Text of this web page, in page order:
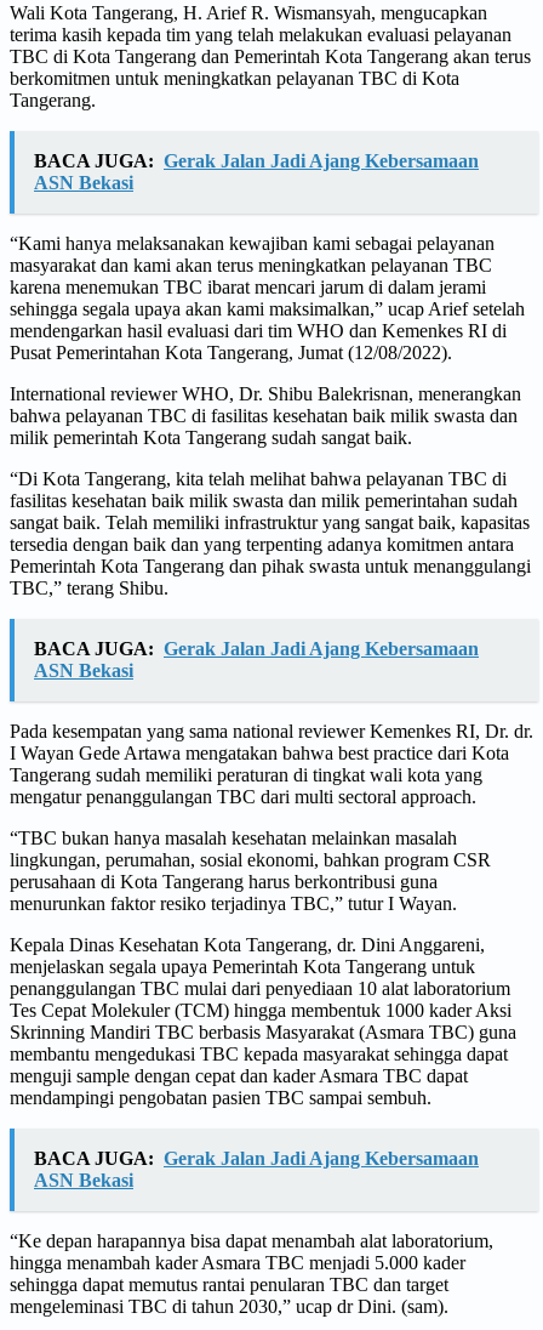
Wali Kota Tangerang, H. Arief R. Wismansyah, mengucapkan
terima kasih kepada tim yang telah melakukan evaluasi pelayanan
TBC di Kota Tangerang dan Pemerintah Kota Tangerang akan terus
berkomitmen untuk meningkatkan pelayanan TBC di Kota
Tangerang.
BACA JUGA: Gerak Jalan Jadi Ajang Kebersamaan
ASN Bekasi
“Kami hanya melaksanakan kewajiban kami sebagai pelayanan
masyarakat dan kami akan terus meningkatkan pelayanan TBC
karena menemukan TBC ibarat mencari jarum di dalam jerami
sehingga segala upaya akan kami maksimalkan,” ucap Arief setelah
mendengarkan hasil evaluasi dari tim WHO dan Kemenkes RI di
Pusat Pemerintahan Kota Tangerang, Jumat (12/08/2022).
International reviewer WHO, Dr. Shibu Balekrisnan, menerangkan
bahwa pelayanan TBC di fasilitas kesehatan baik milik swasta dan
milik pemerintah Kota Tangerang sudah sangat baik.
“Di Kota Tangerang, kita telah melihat bahwa pelayanan TBC di
fasilitas kesehatan baik milik swasta dan milik pemerintahan sudah
sangat baik. Telah memiliki infrastruktur yang sangat baik, kapasitas
tersedia dengan baik dan yang terpenting adanya komitmen antara
Pemerintah Kota Tangerang dan pihak swasta untuk menanggulangi
TBC,” terang Shibu.
BACA JUGA: Gerak Jalan Jadi Ajang Kebersamaan
ASN Bekasi
Pada kesempatan yang sama national reviewer Kemenkes RI, Dr. dr.
I Wayan Gede Artawa mengatakan bahwa best practice dari Kota
Tangerang sudah memiliki peraturan di tingkat wali kota yang
mengatur penanggulangan TBC dari multi sectoral approach.
“TBC bukan hanya masalah kesehatan melainkan masalah
lingkungan, perumahan, sosial ekonomi, bahkan program CSR
perusahaan di Kota Tangerang harus berkontribusi guna
menurunkan faktor resiko terjadinya TBC,” tutur I Wayan.
Kepala Dinas Kesehatan Kota Tangerang, dr. Dini Anggareni,
menjelaskan segala upaya Pemerintah Kota Tangerang untuk
penanggulangan TBC mulai dari penyediaan 10 alat laboratorium
Tes Cepat Molekuler (TCM) hingga membentuk 1000 kader Aksi
Skrinning Mandiri TBC berbasis Masyarakat (Asmara TBC) guna
membantu mengedukasi TBC kepada masyarakat sehingga dapat
menguji sample dengan cepat dan kader Asmara TBC dapat
mendampingi pengobatan pasien TBC sampai sembuh.
BACA JUGA: Gerak Jalan Jadi Ajang Kebersamaan
ASN Bekasi
“Ke depan harapannya bisa dapat menambah alat laboratorium,
hingga menambah kader Asmara TBC menjadi 5.000 kader
sehingga dapat memutus rantai penularan TBC dan target
mengeleminasi TBC di tahun 2030,” ucap dr Dini. (sam).